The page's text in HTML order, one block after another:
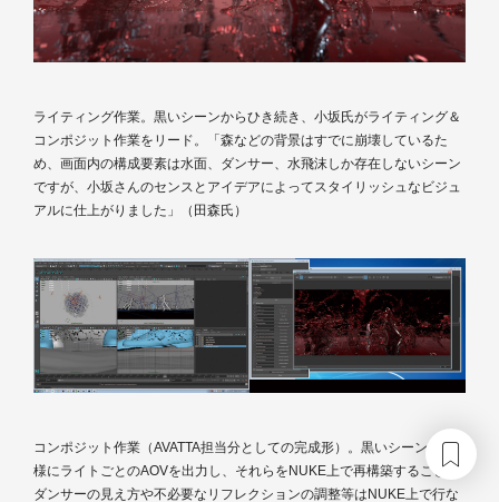
ライティング作業。黒いシーンからひき続き、小坂氏がライティング＆
コンポジット作業をリード。「森などの背景はすでに崩壊しているた
め、画面内の構成要素は水面、ダンサー、水飛沫しか存在しないシーン
ですが、小坂さんのセンスとアイデアによってスタイリッシュなビジュ
アルに仕上がりました」（田森氏）
コンポジット作業（AVATTA担当分としての完成形）。黒いシーンと同
様にライトごとのAOVを出力し、それらをNUKE上で再構築することで
ダンサーの見え方や不必要なリフレクションの調整等はNUKE上で行な